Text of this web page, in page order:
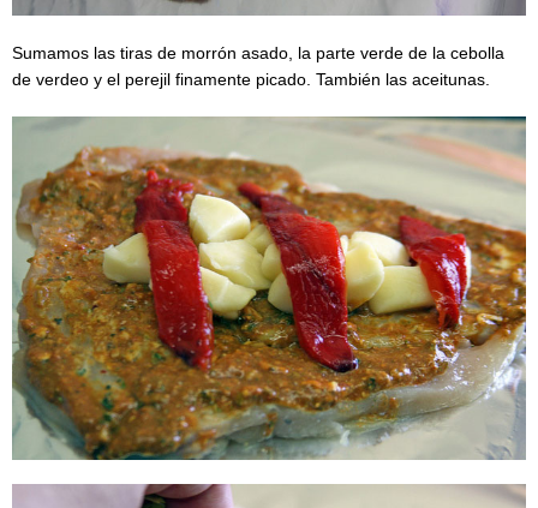
Sumamos las tiras de morrón asado, la parte verde de la cebolla
de verdeo y el perejil finamente picado. También las aceitunas.